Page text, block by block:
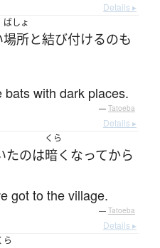
Details ▸
ばしょ
場所と結び付けるのも
with dark places.
— Tatoeba
Details ▸
たのは
くら
暗く なってから
got to the village.
— Tatoeba
Details ▸
ら